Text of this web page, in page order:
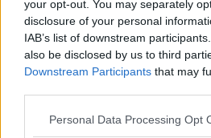
your opt-out. You may separately
disclosure of your personal
IAB’s list of downstream
also be disclosed by us to third
Downstream Participants that may
Personal Data Processing Opt
​Vaccine Easing
No profit
Dragonheart
Con-ter?
​Con-te
Coincidenze e crisi
L'amico
​L’anno del vaccino